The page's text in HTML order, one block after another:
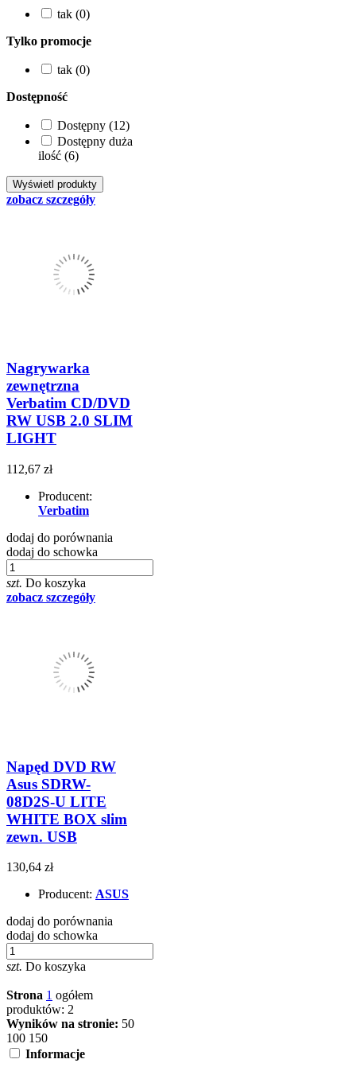
tak (0)
Tylko promocje
tak (0)
Dostępność
Dostępny (12)
Dostępny duża
ilość (6)
zobacz szczegóły
Nagrywarka
zewnętrzna
Verbatim CD/DVD
RW USB 2.0 SLIM
LIGHT
112,67 zł
Producent:
Verbatim
dodaj do porównania
dodaj do schowka
szt. Do koszyka
zobacz szczegóły
Napęd DVD RW
Asus SDRW-
08D2S-U LITE
WHITE BOX slim
zewn. USB
130,64 zł
Producent: ASUS
dodaj do porównania
dodaj do schowka
szt. Do koszyka
Strona 1 ogółem
produktów: 2
Wyników na stronie: 50
100 150
Informacje